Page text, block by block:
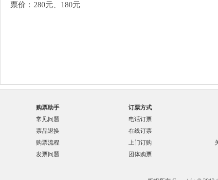
票价：280元、180元
购票助手
常见问题
票品退换
购票流程
发票问题
订票方式
电话订票
在线订票
上门订购
团体购票